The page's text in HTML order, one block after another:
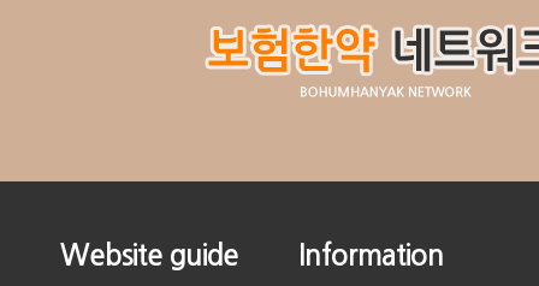
Website guide Information